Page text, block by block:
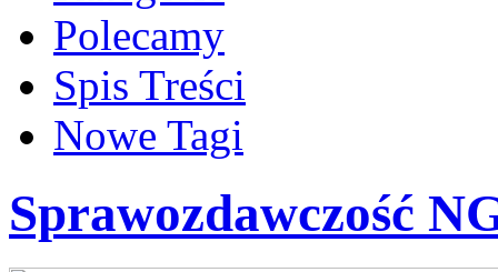
Polecamy
Spis Treści
Nowe Tagi
Sprawozdawczość